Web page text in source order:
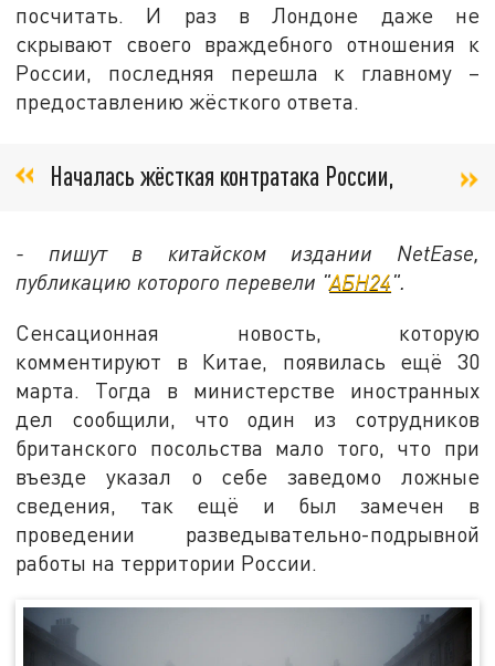
посчитать. И раз в Лондоне даже не
скрывают своего враждебного отношения к
России, последняя перешла к главному –
предоставлению жёсткого ответа.
Началась жёсткая контратака России,
- пишут в китайском издании NetEase,
публикацию которого перевели "АБН24".
Сенсационная новость, которую
комментируют в Китае, появилась ещё 30
марта. Тогда в министерстве иностранных
дел сообщили, что один из сотрудников
британского посольства мало того, что при
въезде указал о себе заведомо ложные
сведения, так ещё и был замечен в
проведении разведывательно-подрывной
работы на территории России.